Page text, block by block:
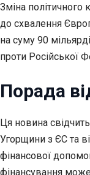
Зміна
до схвалення
на суму 90
проти Російської
Порада
Ця новина
Угорщини з ЄС та
фінансової
фінансування